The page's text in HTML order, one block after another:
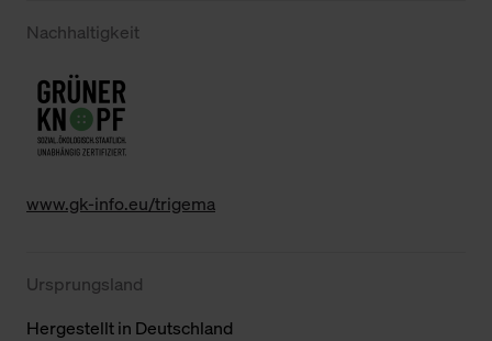
Nachhaltigkeit
www.gk-info.eu/trigema
Ursprungsland
Hergestellt in Deutschland